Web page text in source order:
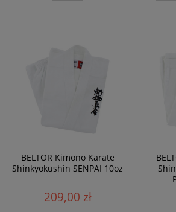
BELTOR Kimono Karate
Shinkyokushin SENPAI 10oz
209,00 zł